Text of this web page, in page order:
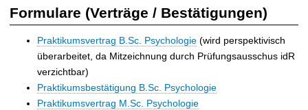
Formulare (Verträge / Bestätigungen)
Praktikumsvertrag B.Sc. Psychologie (wird perspektivisch
überarbeitet, da Mitzeichnung durch Prüfungsausschus idR
verzichtbar)
Praktikumsbestätigung B.Sc. Psychologie
Praktikumsvertrag M.Sc. Psychologie